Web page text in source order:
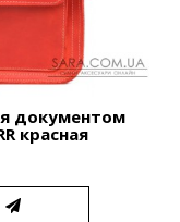
документом
красная